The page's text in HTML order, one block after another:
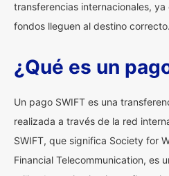
transferencias internacionales,
fondos lleguen al destino correcto.
¿Qué es un
Un pago SWIFT es una
realizada a través de la red
SWIFT, que significa Society for
Financial Telecommunication, es